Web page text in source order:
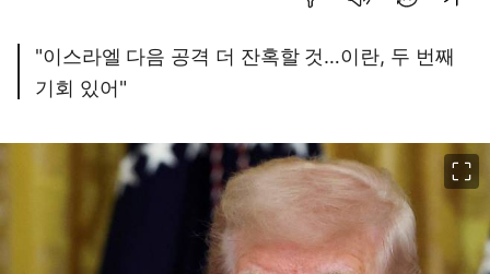
"이스라엘 다음 공격 더 잔혹할 것…이란, 두 번째
기회 있어"